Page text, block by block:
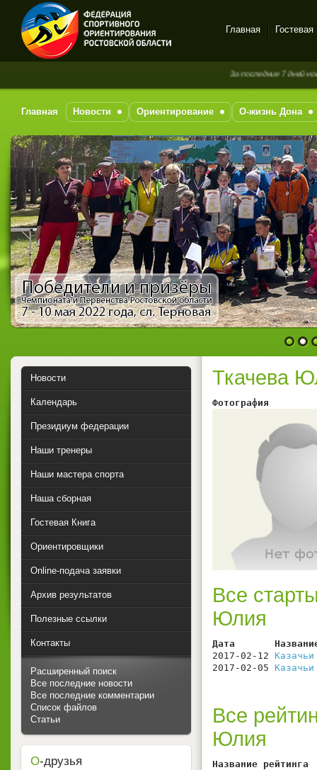
Спортивное
на-Дону
Главная Гостевая
За последние 7 дней новых
Главная Новости Ориентирование О-жизнь Дона
1 2
Ткачева
Фотография
Все
Юлия
Дата
2017-02-12
2017-02-05
Все
Юлия
Название
Новости
Календарь
Президиум федерации
Наши тренеры
Наши мастера спорта
Наша сборная
Гостевая Книга
Ориентировщики
Online-подача заявки
Архив результатов
Полезные ссылки
Контакты
Расширенный поиск
Все последние новости
Все последние комментарии
Список файлов
Статьи
О-друзья